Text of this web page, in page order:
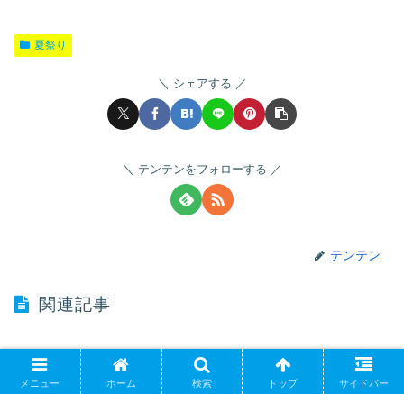
夏祭り
シェアする
テンテンをフォローする
テンテン
関連記事
夏祭り
かんおんじ銭形まつり2026の屋台・花火情報まとめ！
駐車場や穴場スポットも徹底調査！
2026年のかんおんじ銭形まつりは、香川県観音寺市の夏を代表す
メニュー ホーム 検索 トップ サイドバー